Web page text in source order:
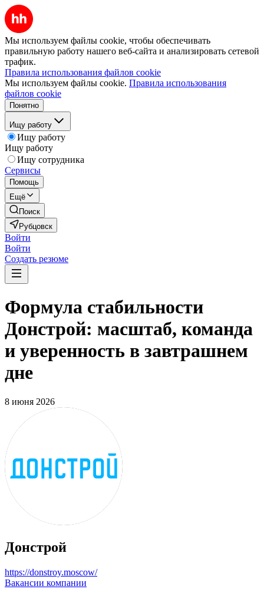
Мы используем файлы cookie, чтобы обеспечивать
правильную работу нашего веб-сайта и анализировать сетевой
трафик.
Правила использования файлов cookie
Мы используем файлы cookie. Правила использования
файлов cookie
Понятно
Ищу работу
Ищу работу
Ищу работу
Ищу сотрудника
Сервисы
Помощь
Ещё
Поиск
Рубцовск
Войти
Войти
Создать резюме
Формула стабильности
Донстрой: масштаб, команда
и уверенность в завтрашнем
дне
8 июня 2026
Донстрой
https://donstroy.moscow/
Вакансии компании